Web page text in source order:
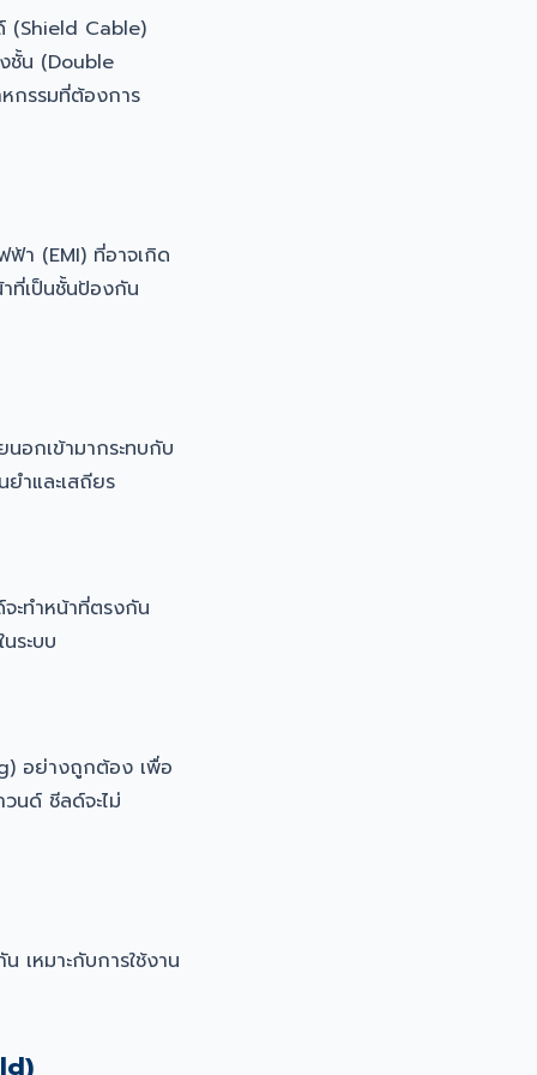
(Shield Cable)
ชั้น (Double
กรรมที่ต้องการ
า (EMI) ที่อาจเกิด
ที่เป็นชั้นป้องกัน
อกเข้ามากระทบกับ
ำและเสถียร
ะทำหน้าที่ตรงกัน
ระบบ
อย่างถูกต้อง เพื่อ
นด์ ชีลด์จะไม่
เหมาะกับการใช้งาน